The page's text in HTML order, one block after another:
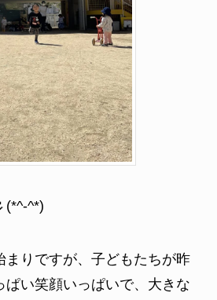
^*)
まりですが、子どもたちが昨
ぱい笑顔いっぱいで、大きな